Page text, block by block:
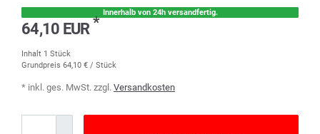
Innerhalb von 24h versandfertig.
64,10 EUR*
Inhalt 1 Stück
Grundpreis 64,10 € / Stück
* inkl. ges. MwSt. zzgl. Versandkosten